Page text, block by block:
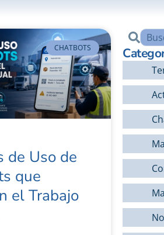
CHATBOTS
de Uso de
que
el Trabajo